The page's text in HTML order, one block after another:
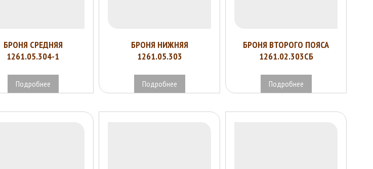
БРОНЯ СРЕДНЯЯ
1261.05.304-1
Подробнее
БРОНЯ НИЖНЯЯ
1261.05.303
Подробнее
БРОНЯ ВТОРОГО ПОЯСА
1261.02.303СБ
Подробнее